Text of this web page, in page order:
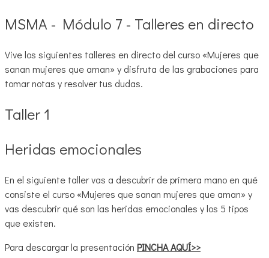
MSMA - Módulo 7 - Talleres en directo
Vive los siguientes talleres en directo del curso «Mujeres que
sanan mujeres que aman» y disfruta de las grabaciones para
tomar notas y resolver tus dudas.
Taller 1
Heridas emocionales
En el siguiente taller vas a descubrir de primera mano en qué
consiste el curso «Mujeres que sanan mujeres que aman» y
vas descubrir qué son las heridas emocionales y los 5 tipos
que existen.
Para descargar la presentación PINCHA AQUÍ>>